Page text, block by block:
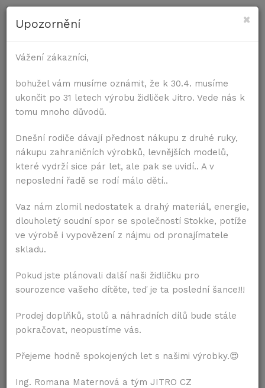
PRO ŽIDLE
Vatelínové kalhotky s kšandičkami
×
Upozornění
Vážení zákazníci,
bohužel vám musíme oznámit, že k 30.4. musíme
ukončit po 31 letech výrobu židliček Jitro. Vede nás k
tomu mnoho důvodů.
Dnešní rodiče dávají přednost nákupu z druhé ruky,
nákupu zahraničních výrobků, levnějších modelů,
které vydrží sice pár let, ale pak se uvidí.. A v
neposlední řadě se rodí málo dětí..
Vaz nám zlomil nedostatek a drahý materiál, energie,
dlouholetý soudní spor se společností Stokke, potíže
ve výrobě i vypovězení z nájmu od pronajímatele
skladu.
Pokud jste plánovali další naši židličku pro
sourozence vašeho dítěte, teď je ta poslední šance!!!
Prodej doplňků, stolů a náhradních dílů bude stále
pokračovat, neopustíme vás.
Přejeme hodně spokojených let s našimi výrobky.😍
Ing. Romana Maternová a tým JITRO CZ